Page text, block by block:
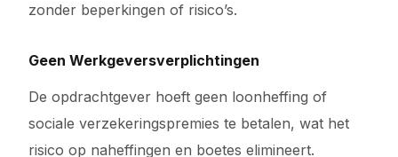
zonder beperkingen of risico’s.
Geen Werkgeversverplichtingen
De opdrachtgever hoeft geen loonheffing of
sociale verzekeringspremies te betalen, wat het
risico op naheffingen en boetes elimineert.